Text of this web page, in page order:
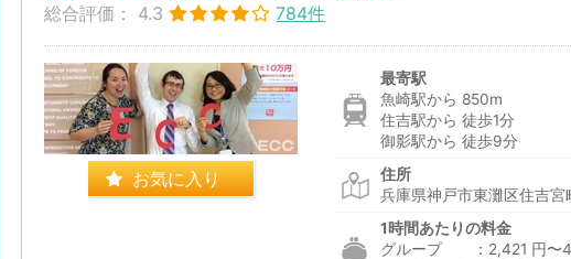
総合評価： 4.3 784件
お気に入り
最寄駅
魚崎駅から 850m
住吉駅から 徒歩1分
御影駅から 徒歩9分
住所
兵庫県神戸市東灘区住吉
1時間あたりの料金
グループ ：2,421 円〜